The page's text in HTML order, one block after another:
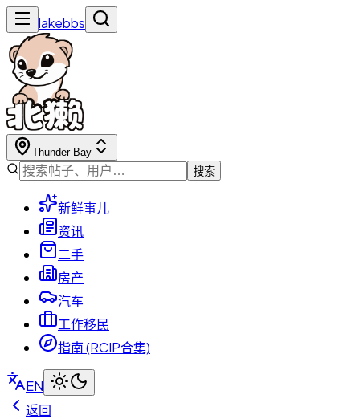
lakebbs
Thunder Bay
搜索
新鲜事儿
资讯
二手
房产
汽车
工作移民
指南 (RCIP合集)
EN
返回